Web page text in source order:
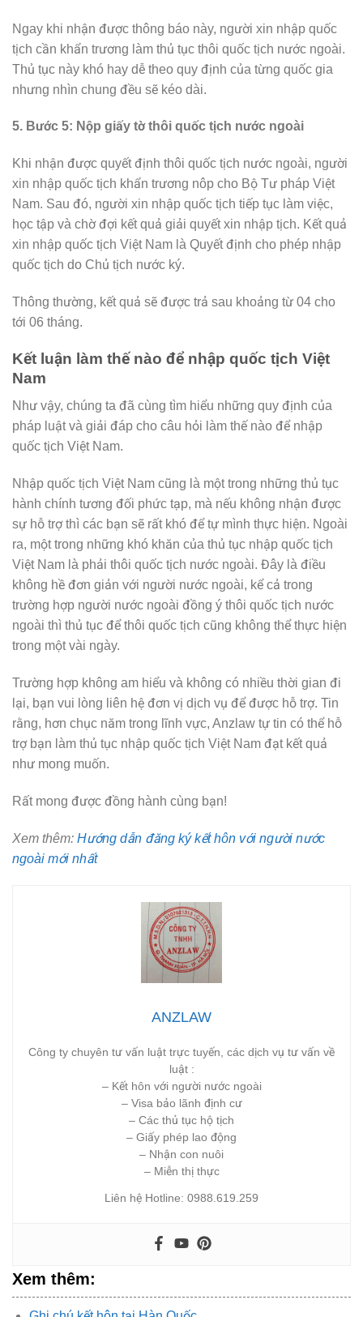
Ngay khi nhận được thông báo này, người xin nhập quốc
tịch cần khẩn trương làm thủ tục thôi quốc tịch nước ngoài.
Thủ tục này khó hay dễ theo quy định của từng quốc gia
nhưng nhìn chung đều sẽ kéo dài.
5. Bước 5: Nộp giấy tờ thôi quốc tịch nước ngoài
Khi nhận được quyết định thôi quốc tịch nước ngoài, người
xin nhập quốc tịch khẩn trương nôp cho Bộ Tư pháp Việt
Nam. Sau đó, người xin nhập quốc tịch tiếp tục làm việc,
học tập và chờ đợi kết quả giải quyết xin nhập tịch. Kết quả
xin nhập quốc tịch Việt Nam là Quyết định cho phép nhập
quốc tịch do Chủ tịch nước ký.
Thông thường, kết quả sẽ được trả sau khoảng từ 04 cho
tới 06 tháng.
Kết luận làm thế nào để nhập quốc tịch Việt
Nam
Như vậy, chúng ta đã cùng tìm hiểu những quy định của
pháp luật và giải đáp cho câu hỏi làm thế nào để nhập
quốc tịch Việt Nam.
Nhập quốc tịch Việt Nam cũng là một trong những thủ tục
hành chính tương đối phức tạp, mà nếu không nhận được
sự hỗ trợ thì các bạn sẽ rất khó để tự mình thực hiện. Ngoài
ra, một trong những khó khăn của thủ tục nhập quốc tịch
Việt Nam là phải thôi quốc tịch nước ngoài. Đây là điều
không hề đơn giản với người nước ngoài, kể cả trong
trường hợp người nước ngoài đồng ý thôi quốc tịch nước
ngoài thì thủ tục để thôi quốc tịch cũng không thể thực hiện
trong một vài ngày.
Trường hợp không am hiểu và không có nhiều thời gian đi
lại, bạn vui lòng liên hệ đơn vị dịch vụ để được hỗ trợ. Tin
rằng, hơn chục năm trong lĩnh vực, Anzlaw tự tin có thể hỗ
trợ bạn làm thủ tục nhập quốc tịch Việt Nam đạt kết quả
như mong muốn.
Rất mong được đồng hành cùng bạn!
Xem thêm: Hướng dẫn đăng ký kết hôn với người nước
ngoài mới nhất
ANZLAW
Công ty chuyên tư vấn luật trực tuyến, các dịch vụ tư vấn về
luật :
– Kết hôn với người nước ngoài
– Visa bảo lãnh định cư
– Các thủ tục hộ tịch
– Giấy phép lao động
– Nhận con nuôi
– Miễn thị thực
Liên hệ Hotline: 0988.619.259
Xem thêm: